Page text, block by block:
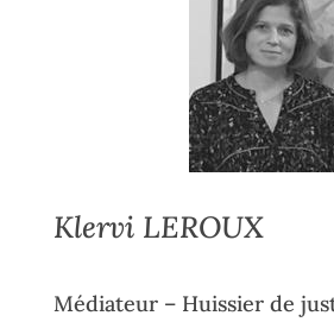
Klervi LEROUX
Médiateur – Huissier de